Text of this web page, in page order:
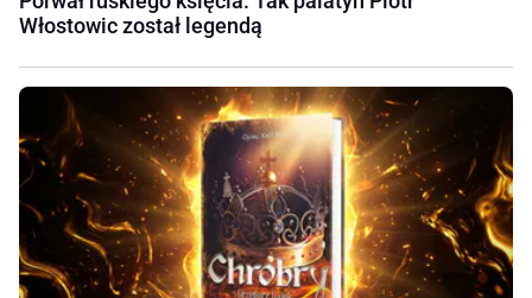
Włostowic został legendą